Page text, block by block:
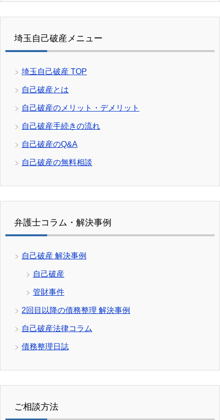
埼玉自己破産メニュー
埼玉自己破産 TOP
自己破産とは
自己破産のメリット・デメリット
自己破産手続きの流れ
自己破産のQ&A
自己破産の無料相談
弁護士コラム・解決事例
自己破産 解決事例
自己破産
管財事件
2回目以降の債務整理 解決事例
自己破産法律コラム
債務整理日誌
ご相談方法